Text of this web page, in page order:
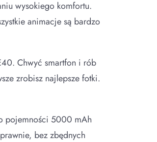
wysokiego komfortu.
animacje są bardzo
Chwyć smartfon i rób
zrobisz najlepsze fotki.
pojemności 5000 mAh
bez zbędnych